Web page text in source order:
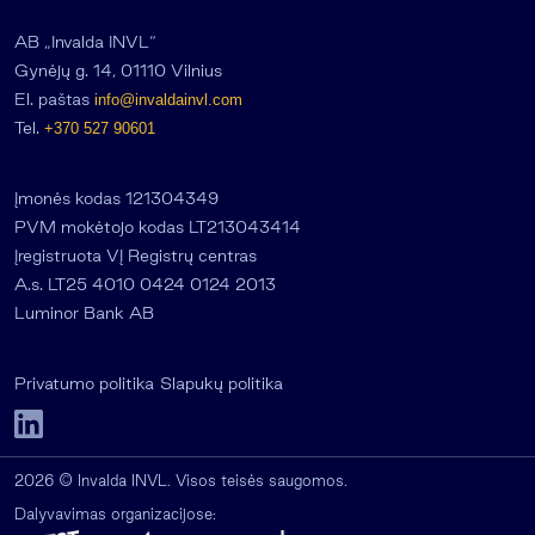
AB „Invalda INVL“
Gynėjų g. 14, 01110 Vilnius
El. paštas info@invaldainvl.com
Tel. +370 527 90601
Įmonės kodas 121304349
PVM mokėtojo kodas LT213043414
Įregistruota VĮ Registrų centras
A.s. LT25 4010 0424 0124 2013
Luminor Bank AB
Privatumo politika Slapukų politika
2026 © Invalda INVL. Visos teisės saugomos.
Dalyvavimas organizacijose: